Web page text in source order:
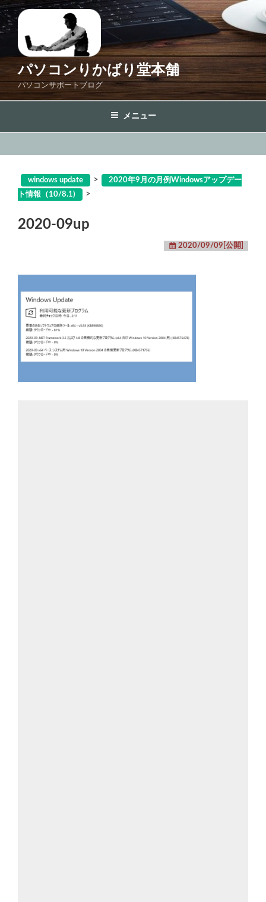
コ
ン
テ
ス
プ
パソコンりかばり堂本舗
パソコンサポートブログ
メニュー
windows update >
2020年9月の月例Windowsアップデー
ト情報（10/8.1)
>
2020-09up
2020/09/09[公開]